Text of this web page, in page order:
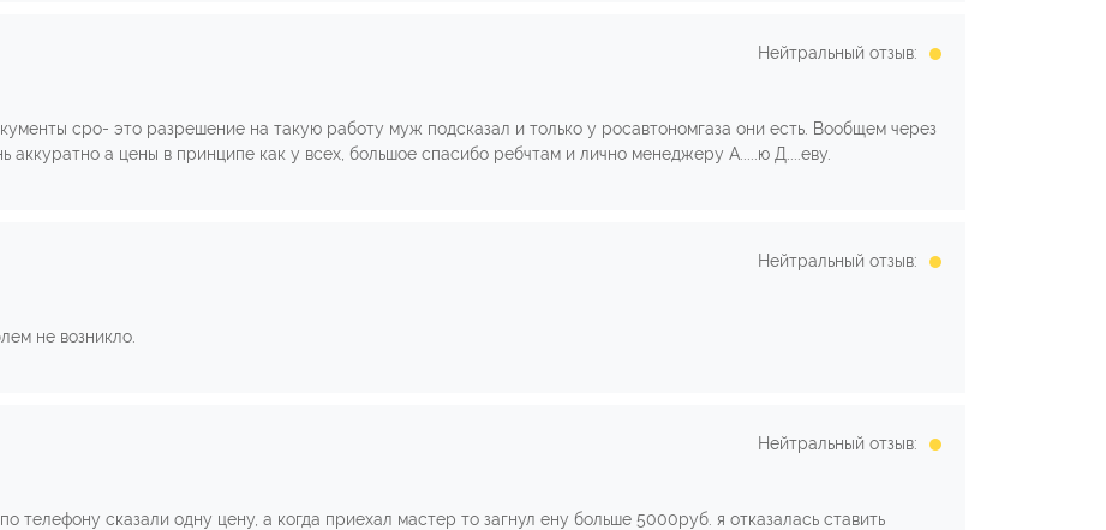
Нейтральный отзыв:
сро- это разрешение на такую работу муж подсказал и только у росавтономгаза они есть. Вообщем через
аккуратно а цены в принципе как у всех, большое спасибо ребчтам и лично менеджеру А.....ю Д....еву.
Нейтральный отзыв:
не возникло.
Нейтральный отзыв:
телефону сказали одну цену, а когда приехал мастер то загнул ену больше 5000руб. я отказалась ставить